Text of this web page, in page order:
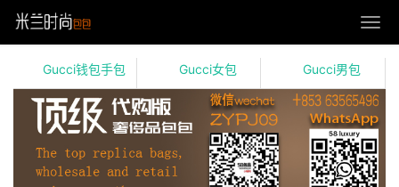
Gucci钱包手包 Gucci女包 Gucci男包